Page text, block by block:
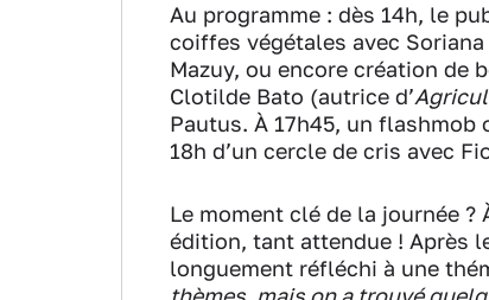
Au programme : dès 14h, le
coiffes végétales avec
Mazuy, ou encore création de
Clotilde Bato (autrice d’
Pautus. À 17h45, un flashmob
18h d’un cercle de cris avec
Le moment clé de la journée
édition, tant attendue ! Après
longuement réfléchi à une